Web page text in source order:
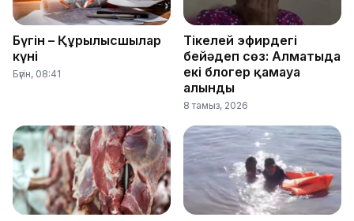
Бүгін – Құрылысшылар
күні
Бүгін, 08:41
Тікелей эфирдегі
бейәдеп сөз: Алматыда
екі блогер қамауға
алынды
8 тамыз, 2026